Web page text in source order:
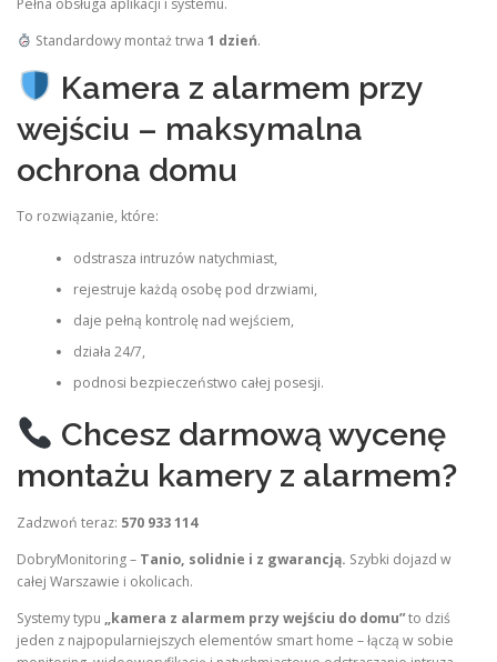
Pełna obsługa aplikacji i systemu.
Standardowy montaż trwa 1 dzień.
Kamera z alarmem przy
wejściu – maksymalna
ochrona domu
To rozwiązanie, które:
odstrasza intruzów natychmiast,
rejestruje każdą osobę pod drzwiami,
daje pełną kontrolę nad wejściem,
działa 24/7,
podnosi bezpieczeństwo całej posesji.
Chcesz darmową wycenę
montażu kamery z alarmem?
Zadzwoń teraz: 570 933 114
DobryMonitoring – Tanio, solidnie i z gwarancją. Szybki dojazd w
całej Warszawie i okolicach.
Systemy typu „kamera z alarmem przy wejściu do domu”to dziś
jeden z najpopularniejszych elementów smart home – łączą w sobie